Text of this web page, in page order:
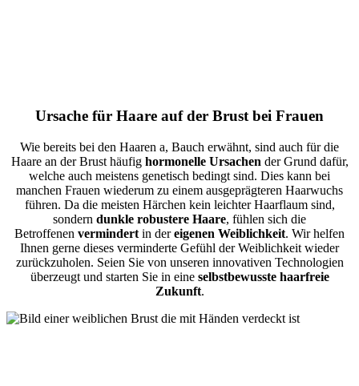
Ursache für Haare auf der Brust bei Frauen
Wie bereits bei den Haaren a, Bauch erwähnt, sind auch für die
Haare an der Brust häufig hormonelle Ursachen der Grund dafür,
welche auch meistens genetisch bedingt sind. Dies kann bei
manchen Frauen wiederum zu einem ausgeprägteren Haarwuchs
führen. Da die meisten Härchen kein leichter Haarflaum sind,
sondern dunkle robustere Haare, fühlen sich die
Betroffenen vermindert in dereigenen Weiblichkeit. Wir helfen
Ihnen gerne dieses verminderte Gefühl der Weiblichkeit wieder
zurückzuholen. Seien Sie von unseren innovativen Technologien
überzeugt und starten Sie in eine selbstbewusste haarfreie
Zukunft.